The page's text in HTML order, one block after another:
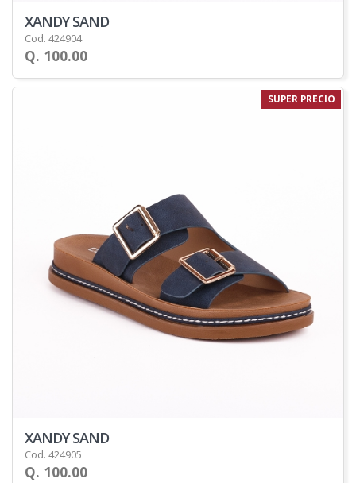
XANDY SAND
Cod. 424904
Q. 100.00
SUPER PRECIO
XANDY SAND
Cod. 424905
Q. 100.00